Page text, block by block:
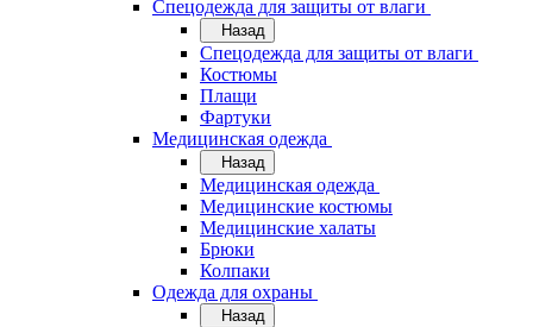
Спецодежда для защиты от влаги
Назад
Спецодежда для защиты от влаги
Костюмы
Плащи
Фартуки
Медицинская одежда
Назад
Медицинская одежда
Медицинские костюмы
Медицинские халаты
Брюки
Колпаки
Одежда для охраны
Назад